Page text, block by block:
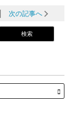
次の記事へ